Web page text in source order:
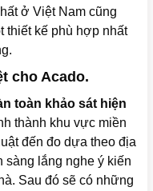
ở Việt Nam cũng
thiết kế phù hợp nhất
cho Acado.
toàn khảo sát hiện
thành khu vực miền
đến đo dựa theo địa
sàng lắng nghe ý kiến
Sau đó sẽ có những